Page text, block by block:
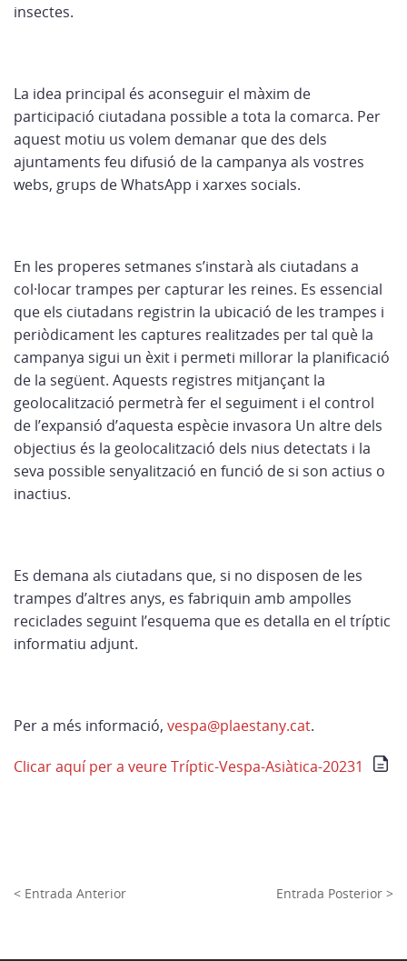
insectes.
La idea principal és aconseguir el màxim de
participació ciutadana possible a tota la comarca. Per
aquest motiu us volem demanar que des dels
ajuntaments feu difusió de la campanya als vostres
webs, grups de WhatsApp i xarxes socials.
En les properes setmanes s’instarà als ciutadans a
col·locar trampes per capturar les reines. Es essencial
que els ciutadans registrin la ubicació de les trampes i
periòdicament les captures realitzades per tal què la
campanya sigui un èxit i permeti millorar la planificació
de la següent. Aquests registres mitjançant la
geolocalització permetrà fer el seguiment i el control
de l’expansió d’aquesta espècie invasora Un altre dels
objectius és la geolocalització dels nius detectats i la
seva possible senyalització en funció de si son actius o
inactius.
Es demana als ciutadans que, si no disposen de les
trampes d’altres anys, es fabriquin amb ampolles
reciclades seguint l’esquema que es detalla en el tríptic
informatiu adjunt.
Per a més informació, vespa@plaestany.cat.
Clicar aquí per a veure Tríptic-Vespa-Asiàtica-20231
< Entrada Anterior Entrada Posterior >